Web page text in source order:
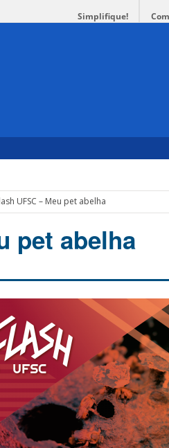
Simplifique!
UFSC – Meu pet abelha
pet abelha